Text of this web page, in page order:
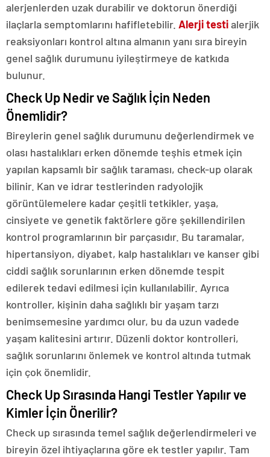
alerjenlerden uzak durabilir ve doktorun önerdiği
ilaçlarla semptomlarını hafifletebilir. Alerji testialerjik
reaksiyonları kontrol altına almanın yanı sıra bireyin
genel sağlık durumunu iyileştirmeye de katkıda
bulunur.
Check Up Nedir ve Sağlık İçin Neden
Önemlidir?
Bireylerin genel sağlık durumunu değerlendirmek ve
olası hastalıkları erken dönemde teşhis etmek için
yapılan kapsamlı bir sağlık taraması, check-up olarak
bilinir. Kan ve idrar testlerinden radyolojik
görüntülemelere kadar çeşitli tetkikler, yaşa,
cinsiyete ve genetik faktörlere göre şekillendirilen
kontrol programlarının bir parçasıdır. Bu taramalar,
hipertansiyon, diyabet, kalp hastalıkları ve kanser gibi
ciddi sağlık sorunlarının erken dönemde tespit
edilerek tedavi edilmesi için kullanılabilir. Ayrıca
kontroller, kişinin daha sağlıklı bir yaşam tarzı
benimsemesine yardımcı olur, bu da uzun vadede
yaşam kalitesini artırır. Düzenli doktor kontrolleri,
sağlık sorunlarını önlemek ve kontrol altında tutmak
için çok önemlidir.
Check Up Sırasında Hangi Testler Yapılır ve
Kimler İçin Önerilir?
Check up sırasında temel sağlık değerlendirmeleri ve
bireyin özel ihtiyaçlarına göre ek testler yapılır. Tam